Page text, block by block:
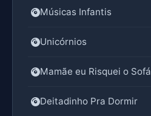
Músicas Infantis
Unicórnios
Mamãe eu Risquei o Sofá
Deitadinho Pra Dormir